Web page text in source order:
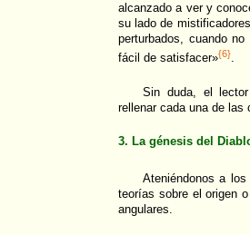
alcanzado a ver y
su lado de
perturbados, cuando
fácil de satisfacer»{6}.
Sin duda, el
rellenar cada una de las
3. La génesis del
Ateniéndonos a
teorías sobre el origen
angulares.